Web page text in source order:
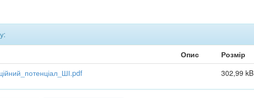
Опис Розмір
302,99 kB